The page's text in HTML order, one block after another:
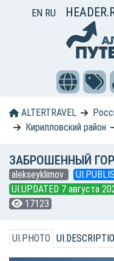
EN RU
ALTERTRAVEL
Кирилловский район
ЗАБРОШЕННЫЙ
alekseyklimov
UI.UPDATED 7 августа
17123
UI.PHOTO